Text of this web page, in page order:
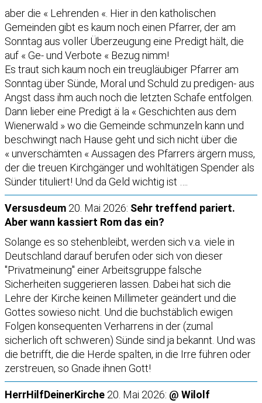
aber die « Lehrenden «. Hier in den katholischen
Gemeinden gibt es kaum noch einen Pfarrer, der am
Sonntag aus voller Überzeugung eine Predigt hält, die
auf « Ge- und Verbote « Bezug nimm!
Es traut sich kaum noch ein treugläubiger Pfarrer am
Sonntag über Sünde, Moral und Schuld zu predigen- aus
Angst dass ihm auch noch die letzten Schafe entfolgen.
Dann lieber eine Predigt ä la « Geschichten aus dem
Wienerwald » wo die Gemeinde schmunzeln kann und
beschwingt nach Hause geht und sich nicht über die
« unverschämten « Aussagen des Pfarrers ärgern muss,
der die treuen Kirchgänger und wohltätigen Spender als
Sünder tituliert! Und da Geld wichtig ist ….
Versusdeum 20. Mai 2026: Sehr treffend pariert.
Aber wann kassiert Rom das ein?
Solange es so stehenbleibt, werden sich v.a. viele in
Deutschland darauf berufen oder sich von dieser
"Privatmeinung" einer Arbeitsgruppe falsche
Sicherheiten suggerieren lassen. Dabei hat sich die
Lehre der Kirche keinen Millimeter geändert und die
Gottes sowieso nicht. Und die buchstäblich ewigen
Folgen konsequenten Verharrens in der (zumal
sicherlich oft schweren) Sünde sind ja bekannt. Und was
die betrifft, die die Herde spalten, in die Irre führen oder
zerstreuen, so Gnade ihnen Gott!
HerrHilfDeinerKirche 20. Mai 2026: @ Wilolf